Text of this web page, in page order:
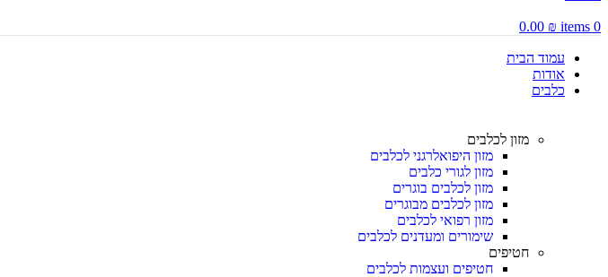
0
items
0.00 ₪
עמוד הבית
אודות
כלבים
מזון לכלבים
מזון היפואלרגני לכלבים
מזון לגורי כלבים
מזון לכלבים בוגרים
מזון לכלבים מבוגרים
מזון רפואי לכלבים
שימורים ומעדנים לכלבים
חטיפים
חטיפים ועצמות לכלבים